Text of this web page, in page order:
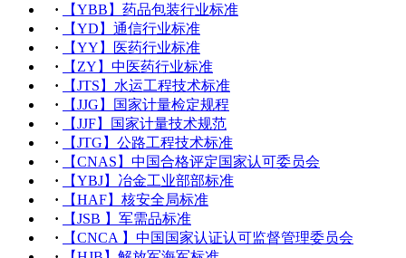
·
【YBB】药品包装行业标准
·
【YD】通信行业标准
·
【YY】医药行业标准
·
【ZY】中医药行业标准
·
【JTS】水运工程技术标准
·
【JJG】国家计量检定规程
·
【JJF】国家计量技术规范
·
【JTG】公路工程技术标准
·
【CNAS】中国合格评定国家认可委员会
·
【YBJ】冶金工业部部标准
·
【HAF】核安全局标准
·
【JSB 】军需品标准
·
【CNCA 】中国国家认证认可监督管理委员会